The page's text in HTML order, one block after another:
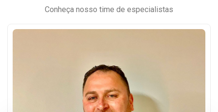
Conheça nosso time de especialistas